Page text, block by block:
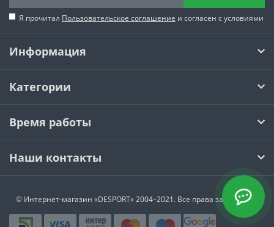
Я прочитал Пользовательское соглашение и согласен с условиями
Информация
Категории
Время работы
Наши контакты
© Интернет-магазин «DESPORT»2004–2021. Все права защищены.